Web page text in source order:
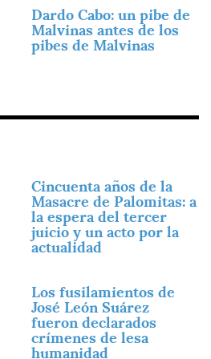
Dardo Cabo: un pibe de
Malvinas antes de los
pibes de Malvinas
Cincuenta años de la
Masacre de Palomitas: a
la espera del tercer
juicio y un acto por la
actualidad
Los fusilamientos de
José León Suárez
fueron declarados
crímenes de lesa
humanidad